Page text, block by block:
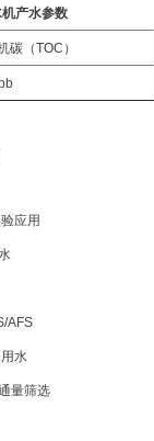
产水参数
碳（TOC）
应用
AFS
水
量筛选